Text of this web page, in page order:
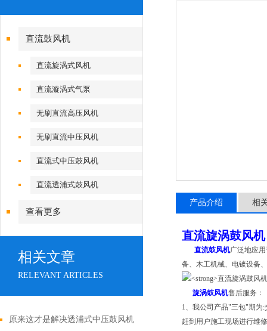
直流鼓风机
直流旋涡式风机
直流漩涡式气泵
无刷直流高压风机
无刷直流中压风机
直流式中压鼓风机
直流透浦式鼓风机
查看更多
相关文章
RELEVANT ARTICLES
原来这才是解决透浦式中压鼓风机
产品介绍 相
直流旋涡鼓风机
直流鼓风机广泛地应
备、木工机械、电镀设备
旋涡鼓风机售后服务：
1、我公司产品"三包"期为
赶到用户施工现场进行维